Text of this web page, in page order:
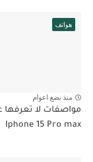
هواتف
منذ بضع اعوام
مواصفات لا
Iphone 15 Pro max